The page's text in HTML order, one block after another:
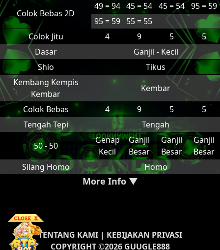
Colok Bebas 2D
49 = 94 45 = 54 45 = 54
95 = 59
95 = 59 55 = 55
Colok Jitu
4 9 5
5
Dasar
Ganjil - Kecil
Shio
Tikus
Kembang Kempis
Kembar
Kembar
Colok Bebas
4 9 5
5
Tengah Tepi
Tengah
50 - 50
Genap
Kecil
Ganjil
Besar
Ganjil
Besar
Ganjil
Besar
Silang Homo
Homo
More Info ▼
TENTANG KAMI| KEBIJAKAN PRIVASI
COPYRIGHT ©2026 GUUGLE888